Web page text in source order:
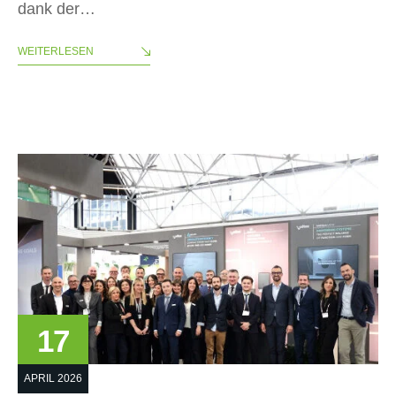
dank der…
WEITERLESEN
17
APRIL 2026